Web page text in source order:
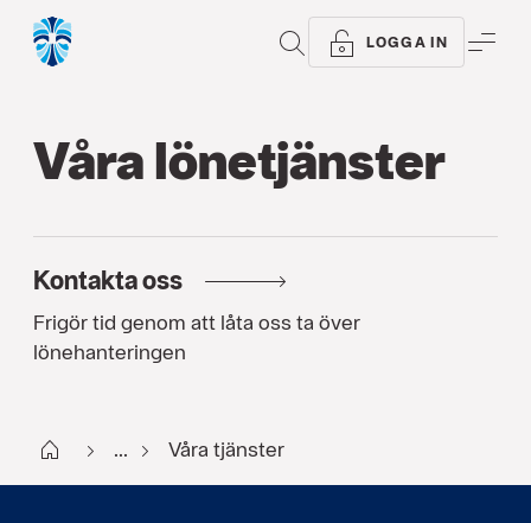
SÖK LOGGA IN
Våra lönetjänster
Kontakta oss
Frigör tid genom att låta oss ta över
lönehanteringen
Start ... Våra tjänster